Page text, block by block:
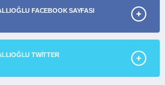
FACEBOOK SAYFASI
TWITTER